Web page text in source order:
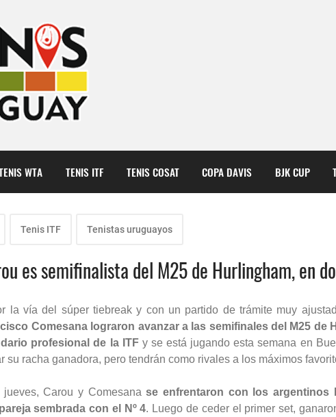
WTA TENIS ITF TENIS COSAT COPA DAVIS BJK CUP
Tenis ITF Tenistas uruguayos
es semifinalista del M25 de Hurlingham, en
la vía del súper tiebreak y con un partido de trámite muy
Comesana lograron avanzar a las semifinales del M25 de
profesional de la ITFy se está jugando esta semana en
su racha ganadora, pero tendrán como rivales a los máximos
jueves, Carou y Comesanase enfrentaron con los argentinos
sembrada con el Nº 4. Luego de ceder el primer set,